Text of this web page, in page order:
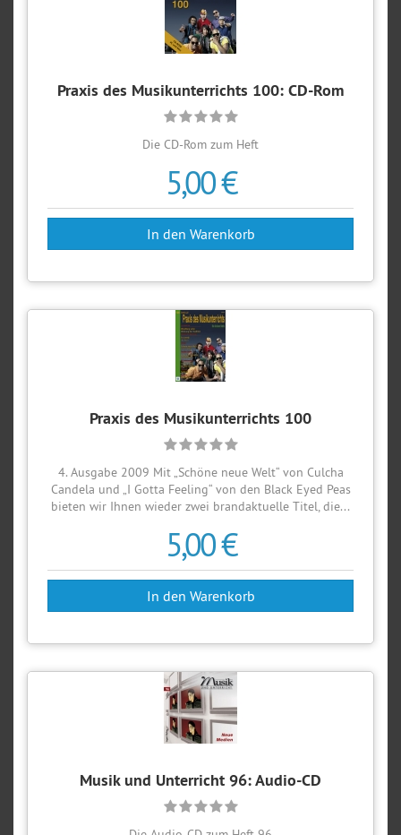
Praxis des Musikunterrichts 100: CD-Rom
Die CD-Rom zum Heft
5,00 €
Praxis des Musikunterrichts 100
4. Ausgabe 2009 Mit „Schöne neue Welt“ von Culcha
Candela und „I Gotta Feeling“ von den Black Eyed Peas
bieten wir Ihnen wieder zwei brandaktuelle Titel, die...
5,00 €
Musik und Unterricht 96: Audio-CD